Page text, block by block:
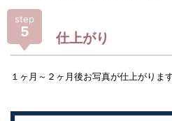
step
5 仕上がり
１ヶ月～２ヶ月後お写真が仕上がります